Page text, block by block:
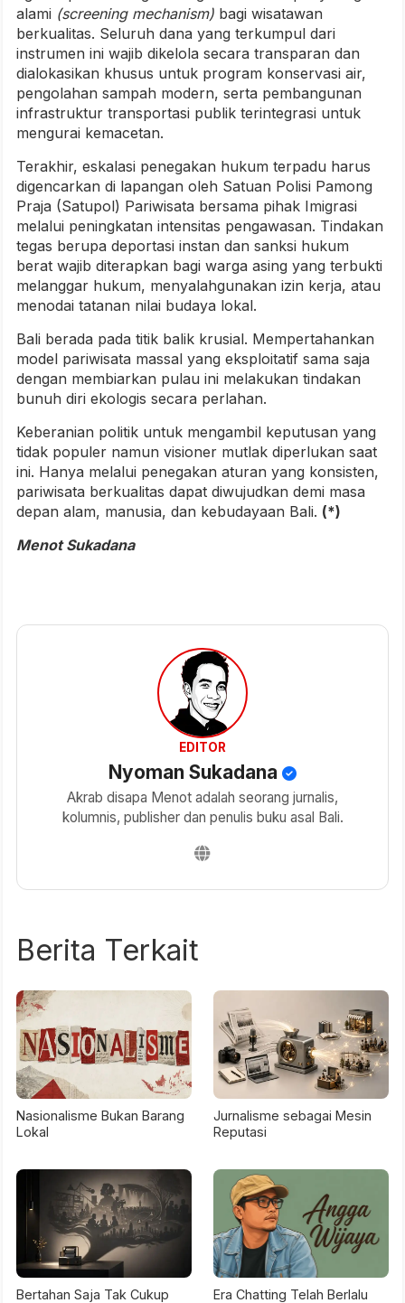
alami (screening mechanism) bagi wisatawan
berkualitas. Seluruh dana yang terkumpul dari
instrumen ini wajib dikelola secara transparan dan
dialokasikan khusus untuk program konservasi air,
pengolahan sampah modern, serta pembangunan
infrastruktur transportasi publik terintegrasi untuk
mengurai kemacetan.
Terakhir, eskalasi penegakan hukum terpadu harus
digencarkan di lapangan oleh Satuan Polisi Pamong
Praja (Satupol) Pariwisata bersama pihak Imigrasi
melalui peningkatan intensitas pengawasan. Tindakan
tegas berupa deportasi instan dan sanksi hukum
berat wajib diterapkan bagi warga asing yang terbukti
melanggar hukum, menyalahgunakan izin kerja, atau
menodai tatanan nilai budaya lokal.
Bali berada pada titik balik krusial. Mempertahankan
model pariwisata massal yang eksploitatif sama saja
dengan membiarkan pulau ini melakukan tindakan
bunuh diri ekologis secara perlahan.
Keberanian politik untuk mengambil keputusan yang
tidak populer namun visioner mutlak diperlukan saat
ini. Hanya melalui penegakan aturan yang konsisten,
pariwisata berkualitas dapat diwujudkan demi masa
depan alam, manusia, dan kebudayaan Bali. (*)
Menot Sukadana
EDITOR
Nyoman Sukadana
Akrab disapa Menot adalah seorang jurnalis,
kolumnis, publisher dan penulis buku asal Bali.
Berita Terkait
Nasionalisme Bukan Barang
Lokal
Jurnalisme sebagai Mesin
Reputasi
Bertahan Saja Tak Cukup Era Chatting Telah Berlalu